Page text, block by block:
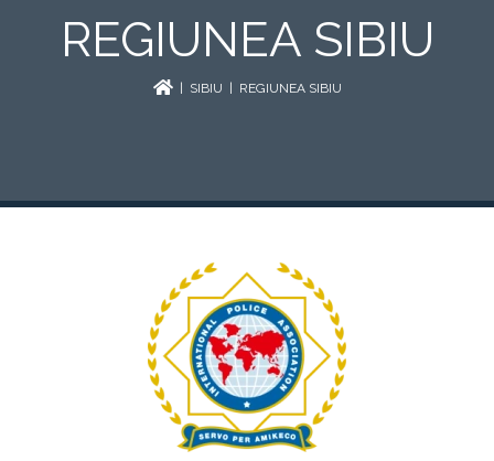
REGIUNEA SIBIU
| SIBIU | REGIUNEA SIBIU